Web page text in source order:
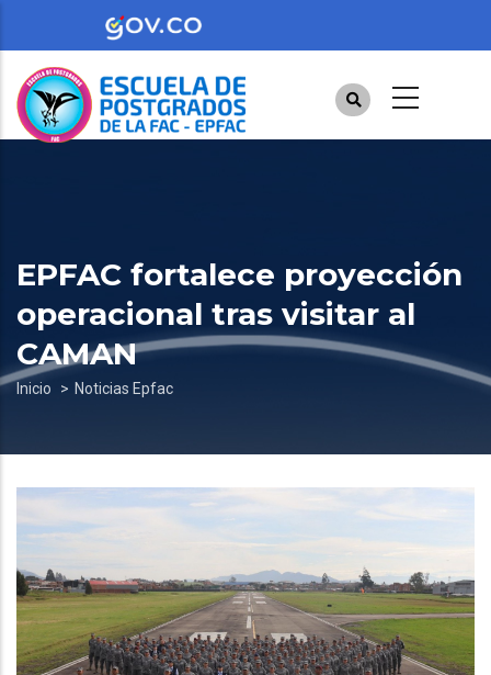
contenido
principal
EPFAC fortalece proyección
operacional tras visitar al
CAMAN
Sobrescribir
de
ayuda
a
la
navegación
Inicio Noticias Epfac